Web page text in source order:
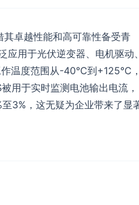
卓越性能和高可靠性备受青
应用于光伏逆变器、电机驱动
温度范围从-40°C到+125°C
用于实时监测电池输出电流，
3%，这无疑为企业带来了显